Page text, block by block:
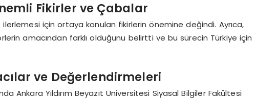
Fikirler ve Çabalar
ilerlemesi için ortaya konulan fikirlerin önemine değindi. Ayrıca,
amacından farklı olduğunu belirtti ve bu sürecin Türkiye için
ve Değerlendirmeleri
Ankara Yıldırım Beyazıt Üniversitesi Siyasal Bilgiler Fakültesi